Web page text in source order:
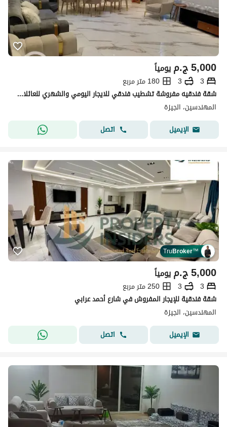
ج.م5,000 يومياً
3
3
180 متر مربع
شقة فندقيه مفروشة تشطيب فندقي للايجار اليومي والشهري للعائلات للسكن الراقي والمميز
المهندسين، الجيزة
الإيميل
اتصل
TruBroker™
ج.م5,000 يومياً
3
3
250 متر مربع
شقة فندقية للإيجار المفروش في شارع أحمد عرابي
المهندسين، الجيزة
الإيميل
اتصل